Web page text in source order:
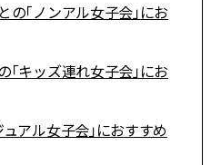
「ノンアル女子会」にお
キッズ連れ女子会」にお
アル女子会」におすすめ